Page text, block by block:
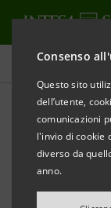
Consenso
Questo sito
dell’utente,
comunicazioni
l'invio di cookie
diverso da
anno.
Comunicati
STAMPA
INTESA